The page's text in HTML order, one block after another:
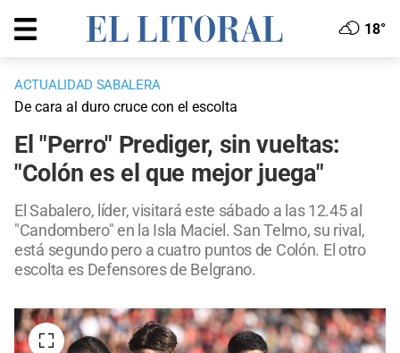
18°
ACTUALIDAD SABALERA
De cara al duro cruce con el escolta
El "Perro" Prediger, sin vueltas:
"Colón es el que mejor juega"
El Sabalero, líder, visitará este sábado a las 12.45 al
"Candombero" en la Isla Maciel. San Telmo, su rival,
está segundo pero a cuatro puntos de Colón. El otro
escolta es Defensores de Belgrano.